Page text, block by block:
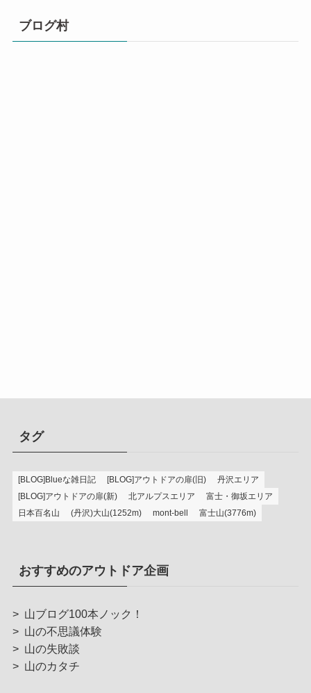
ブログ村
タグ
[BLOG]Blueな雑日記 [BLOG]アウトドアの扉(旧)
丹沢エリア
[BLOG]アウトドアの扉(新)
北アルプスエリア
富士・御坂エリア
日本百名山
(丹沢)大山(1252m) mont-bell 富士山(3776m)
おすすめのアウトドア企画
> 山ブログ100本ノック！
> 山の不思議体験
> 山の失敗談
> 山のカタチ